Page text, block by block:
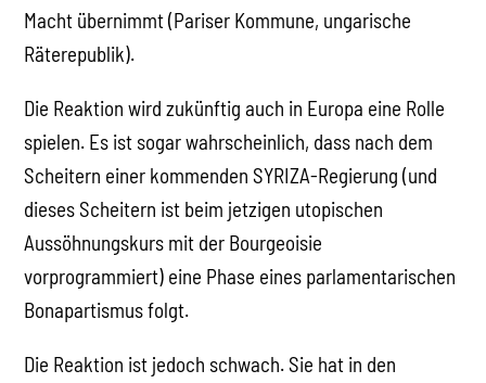
Macht übernimmt (Pariser Kommune, ungarische
Räterepublik).
Die Reaktion wird zukünftig auch in Europa eine Rolle
spielen. Es ist sogar wahrscheinlich, dass nach dem
Scheitern einer kommenden SYRIZA-Regierung (und
dieses Scheitern ist beim jetzigen utopischen
Aussöhnungskurs mit der Bourgeoisie
vorprogrammiert) eine Phase eines parlamentarischen
Bonapartismus folgt.
Die Reaktion ist jedoch schwach. Sie hat in den